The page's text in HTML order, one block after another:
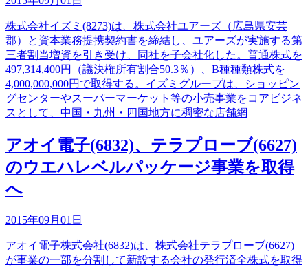
株式会社イズミ(8273)は、株式会社ユアーズ（広島県安芸
郡）と資本業務提携契約書を締結し、ユアーズが実施する第
三者割当増資を引き受け、同社を子会社化した。普通株式を
497,314,400円（議決権所有割合50.3％）、B種種類株式を
4,000,000,000円で取得する。イズミグループは、ショッピン
グセンターやスーパーマーケット等の小売事業をコアビジネ
スとして、中国・九州・四国地方に稠密な店舗網
アオイ電子(6832)、テラプローブ(6627)
のウエハレベルパッケージ事業を取得
へ
2015年09月01日
アオイ電子株式会社(6832)は、株式会社テラプローブ(6627)
が事業の一部を分割して新設する会社の発行済全株式を取得